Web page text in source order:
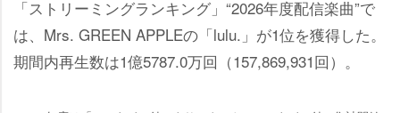
「ストリーミングランキング」“2026年度配信楽曲”で
は、Mrs. GREEN APPLEの「lulu.」が1位を獲得した。
期間内再生数は1億5787.0万回（157,869,931回）。